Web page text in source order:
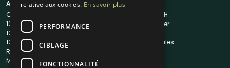
A propos
Qui sommes-nous ?
1001Salles
1001Salles PRO
1001DJ
Reserverunbar
MP2
Liens utiles
Traiteur en 48H
Nous contacter
Mentions légales
relative aux cookies. En savoir plus
PERFORMANCE
CIBLAGE
FONCTIONNALITÉ